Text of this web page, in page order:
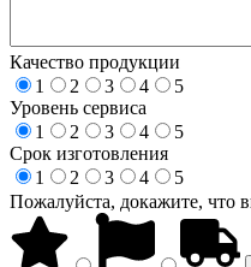
Качество продукции
1
2 3 4
5
Уровень сервиса
1
2 3 4
5
Срок изготовления
1
2 3 4
5
Пожалуйста, докажите, что